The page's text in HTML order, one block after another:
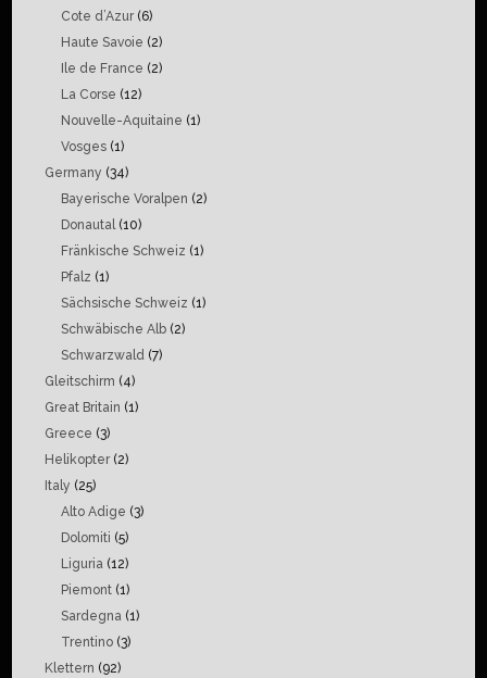
Cote d’Azur(6)
Haute Savoie (2)
Ile de France (2)
La Corse (12)
Nouvelle-Aquitaine (1)
Vosges (1)
Germany (34)
Bayerische Voralpen (2)
Donautal(10)
Fränkische Schweiz (1)
Pfalz (1)
Sächsische Schweiz (1)
Schwäbische Alb (2)
Schwarzwald (7)
Gleitschirm (4)
Great Britain (1)
Greece (3)
Helikopter(2)
Italy (25)
Alto Adige (3)
Dolomiti (5)
Liguria (12)
Piemont (1)
Sardegna (1)
Trentino (3)
Klettern (92)